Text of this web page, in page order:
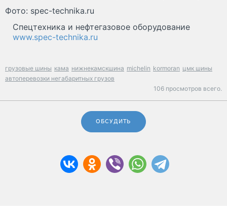
Фото: spec-technika.ru
Спецтехника и нефтегазовое оборудование
www.spec-technika.ru
грузовые шины кама нижнекамскшина michelin kormoran цмк шины
автоперевозки негабаритных грузов
106 просмотров всего.
ОБСУДИТЬ